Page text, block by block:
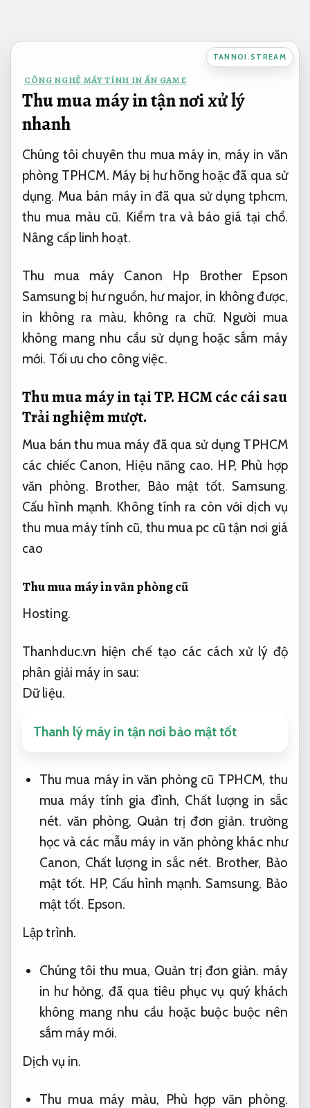
nội
TANNOI.STREAM
CÔNG NGHỆ MÁY TÍNH IN ẤN GAME
Thu mua máy in tận nơi xử lý
nhanh
Chúng tôi chuyên thu mua máy in, máy in văn
phòng TPHCM. Máy bị hư hõng hoặc đã qua sử
dụng. Mua bán máy in đã qua sử dụng tphcm,
thu mua màu cũ. Kiểm tra và báo giá tại chổ.
Nâng cấp linh hoạt.
Thu mua máy Canon Hp Brother Epson
Samsung bị hư nguồn, hư major, in không được,
in không ra màu, không ra chữ. Người mua
không mang nhu cầu sử dụng hoặc sắm máy
mới. Tối ưu cho công việc.
Thu mua máy in tại TP. HCM các cái sau
Trải nghiệm mượt.
Mua bán thu mua máy đã qua sử dụng TPHCM
các chiếc Canon, Hiệu năng cao. HP, Phù hợp
văn phòng. Brother, Bảo mật tốt. Samsung.
Cấu hình mạnh. Không tính ra còn với dịch vụ
thu mua máy tính cũ, thu mua pc cũ tận nơi giá
cao
Thu mua máy in văn phòng cũ
Hosting.
Thanhduc.vn hiện chế tạo các cách xử lý độ
phân giải máy in sau:
Dữ liệu.
Thanh lý máy in tận nơi bảo mật tốt
Thu mua máy in văn phòng cũ TPHCM, thu
mua máy tính gia đình, Chất lượng in sắc
nét. văn phòng, Quản trị đơn giản. trường
học và các mẫu máy in văn phòng khác như
Canon, Chất lượng in sắc nét. Brother, Bảo
mật tốt. HP, Cấu hình mạnh. Samsung, Bảo
mật tốt. Epson.
Lập trình.
Chúng tôi thu mua, Quản trị đơn giản. máy
in hư hỏng, đã qua tiêu phục vụ quý khách
không mang nhu cầu hoặc buộc buộc nên
sắm máy mới.
Dịch vụ in.
Thu mua máy màu, Phù hợp văn phòng.